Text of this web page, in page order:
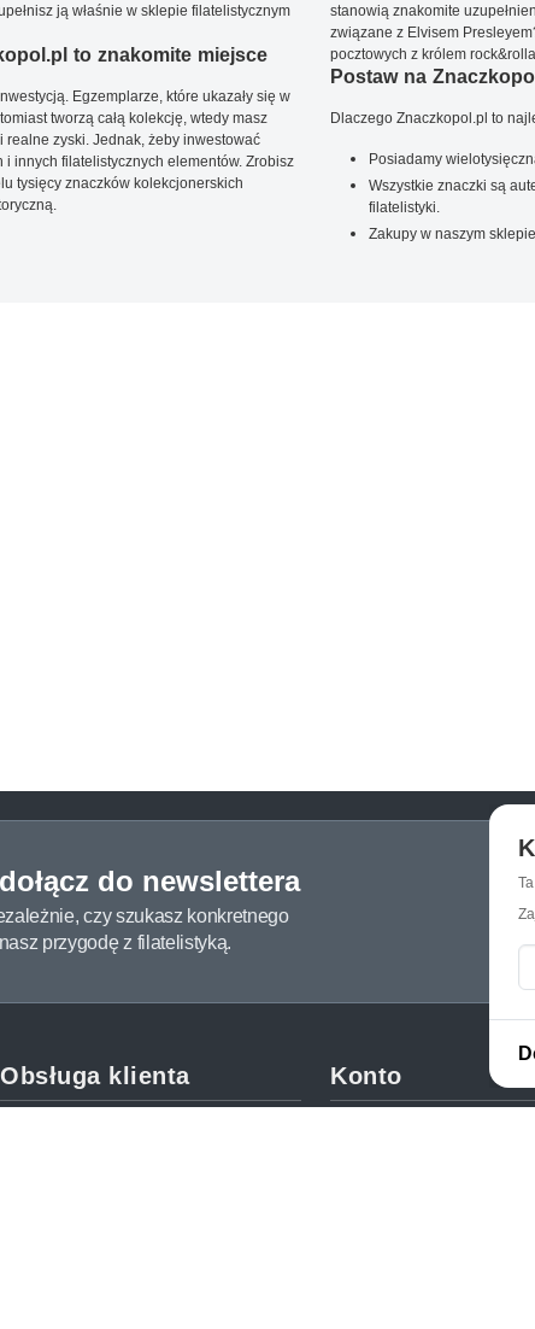
ją właśnie w sklepie filatelistycznym
to znakomite miejsce
Egzemplarze, które ukazały się w
tworzą całą kolekcję, wtedy masz
zyski. Jednak, żeby inwestować
innych filatelistycznych elementów. Zrobisz
tysięcy znaczków kolekcjonerskich
stanowią znakomite
związane z Elvisem
pocztowych z królem
Postaw na
Dlaczego Znaczkopol.pl to
Posiadamy
Wszystkie znaczki są
filatelistyki.
Zakupy w naszym
do newslettera
czy szukasz konkretnego
przygodę z filatelistyką.
Obsługa klienta Konto